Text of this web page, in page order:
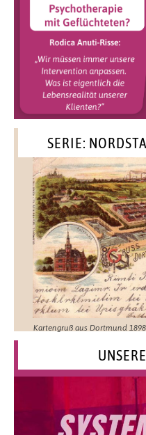
SERIE:
Kartengruß aus Dortmund